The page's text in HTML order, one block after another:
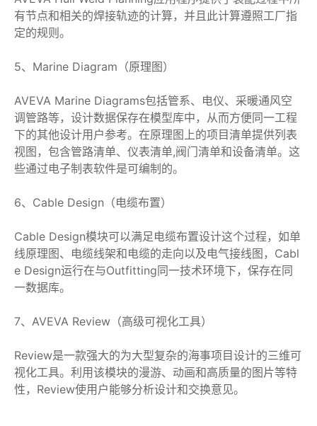
有节点和相关的焊接轨迹的计算，并且此计算遵照工厂指
定的规则。
5、Marine Diagram（原理图）
AVEVA Marine Diagrams包括管系、电仪、采暖通风空
调管路等，设计数据保存在模型库中，从而方便同一工程
下的其他设计用户参考。在原理图上的项目清单提供列表
视图，包含管路清单、仪表清单,阀门清单和设备清单。这
些通过电子制表软件是可编制的。
6、Cable Design（电缆布置）
Cable Design模块可以满足电缆布置设计这个过程，如单
线原理图、电缆线架和电缆的走向以及电气接线图，Cabl
e Design运行在与Outfitting同一技术环境下，保存在同
一数据库。
7、AVEVA Review（高级可视化工具）
Review是一款强大的为大型复杂的海事项目设计的三维可
视化工具。利用该模块的漫游、动画和高质量的图片等特
性，Review使用户能够分析设计和交换意见。